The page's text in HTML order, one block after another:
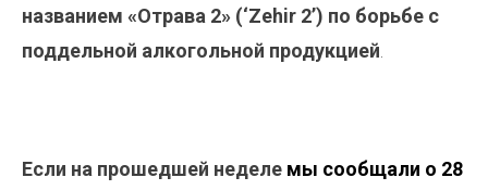
названием «Отрава 2» (‘Zehir 2’) по борьбе с
поддельной алкогольной продукцией
Если на прошедшей неделе мы сообщали о 28